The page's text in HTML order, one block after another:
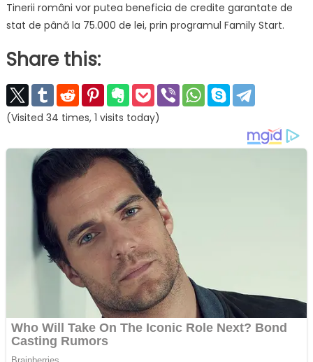
Tinerii români vor putea beneficia de credite garantate de
stat de până la 75.000 de lei, prin programul Family Start.
Share this:
(Visited 34 times, 1 visits today)